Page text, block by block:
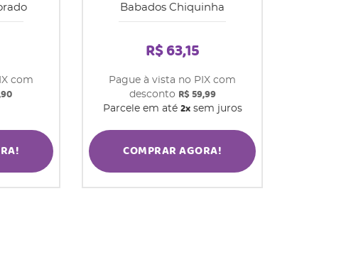
com
Babados Chiquinha
R$ 63,15
Pague à vista no PIX com
desconto R$ 59,99
Parcele em até 2xsem juros
COMPRAR AGORA!